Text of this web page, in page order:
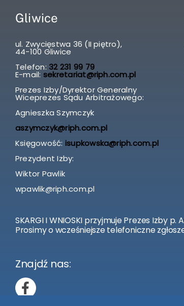
Gliwice
ul. Zwycięstwa 36 (II piętro),
44-100 Gliwice
Telefon: 32 231 99 79
E-mail: sekretariat@riph.com.pl
Prezes Izby/Dyrektor Generalny
Wiceprezes Sądu Arbitrażowego:
Agnieszka Szymczyk
aszymczyk@riph.com.pl
Księgowość: isupkowska@riph.com.pl
Prezydent Izby:
Wiktor Pawlik
wpawlik@riph.com.pl
SKARGI I WNIOSKI przyjmuje Prezes Izby
Prosimy o wcześniejsze telefoniczne
Znajdź nas: